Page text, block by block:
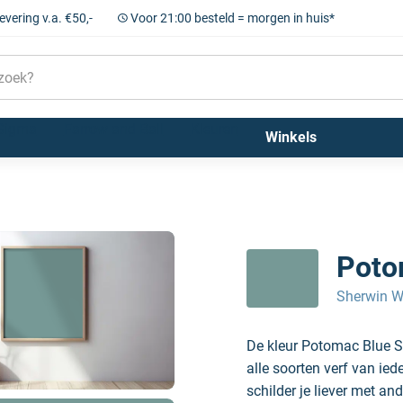
v.a. €50,- Voor 21:00 besteld = morgen in huis*
Winkels
Sherwin
De kleur Potomac Blue
alle soorten verf van
schilder je liever met